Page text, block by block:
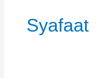
Syafaat